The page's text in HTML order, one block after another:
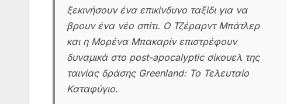
ξεκινήσουν ένα επικίνδυνο ταξίδι για να
βρουν ένα νέο σπίτι. Ο Τζέραρντ Μπάτλερ
και η Μορένα Μπακαρίν επιστρέφουν
δυναμικά στο post-apocalyptic σίκουελ της
ταινίας δράσης Greenland: Το Τελευταίο
Καταφύγιο.